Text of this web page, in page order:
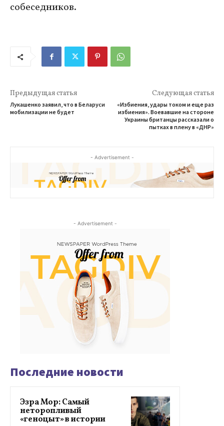
собеседников.
Предыдущая статья
Лукашенко заявил, что в Беларуси
мобилизации не будет
Следующая статья
«Избиения, удары током и еще раз
избиения». Воевавшие на стороне
Украины британцы рассказали о
пытках в плену в «ДНР»
- Advertisement -
- Advertisement -
Последние новости
Эзра Мор: Самый
неторопливый
«геноцыт» в истории